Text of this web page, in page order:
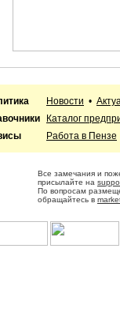
Новости •
Каталог
Работа в Пензе
Все замечания и
присылайте на
По вопросам
обращайтесь в